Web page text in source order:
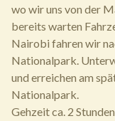
wo wir uns von der
bereits warten
Nairobi fahren wir
Nationalpark.
und erreichen am
Nationalpark.
Gehzeit ca. 2